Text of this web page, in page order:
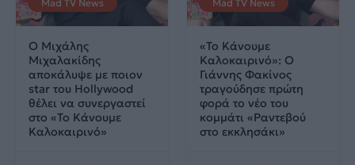
Mad TV News
Ο Μιχάλης
Μιχαλακίδης
αποκάλυψε με ποιον
star του Hollywood
θέλει να συνεργαστεί
στο «Το Κάνουμε
Καλοκαιρινό»
Mad TV News
«Το Κάνουμε
Καλοκαιρινό»: Ο
Γιάννης Φακίνος
τραγούδησε πρώτη
φορά το νέο του
κομμάτι «Ραντεβού
στο εκκλησάκι»